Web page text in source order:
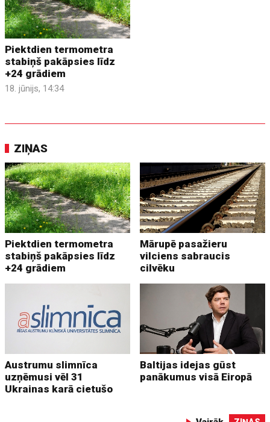
Piektdien termometra
stabiņš pakāpsies līdz
+24 grādiem
18. jūnijs, 14:34
ZIŅAS
Piektdien termometra
stabiņš pakāpsies līdz
+24 grādiem
Mārupē pasažieru
vilciens sabraucis
cilvēku
Austrumu slimnīca
uzņēmusi vēl 31
Ukrainas karā cietušo
Baltijas idejas gūst
panākumus visā Eiropā